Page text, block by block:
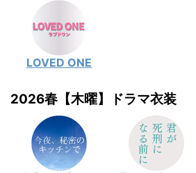
LOVED ONE
2026春【木曜】ドラマ衣装